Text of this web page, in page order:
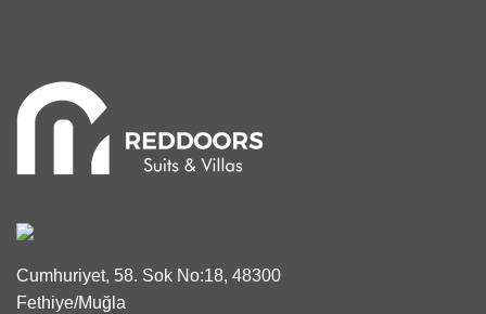
Cumhuriyet, 58. Sok No:18, 48300
Fethiye/Muğla